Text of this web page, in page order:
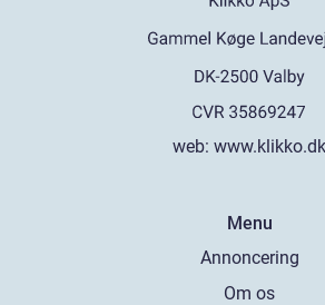
web: www.klikko.dk
Menu
Annoncering
Om os